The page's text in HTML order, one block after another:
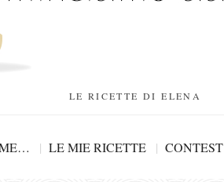
LE RICETTE DI ELENA
LE MIE RICETTE CONTEST